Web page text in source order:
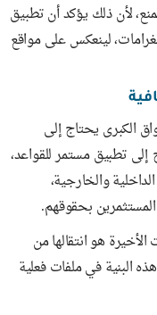
لأن ذلك يؤكد أن تطبيق
لينعكس على مواقع
الكبرى يحتاج إلى
تطبيق مستمر للقواعد،
والخارجية،
بحقوقهم.
هو انتقالها من
البنية في ملفات فعلية